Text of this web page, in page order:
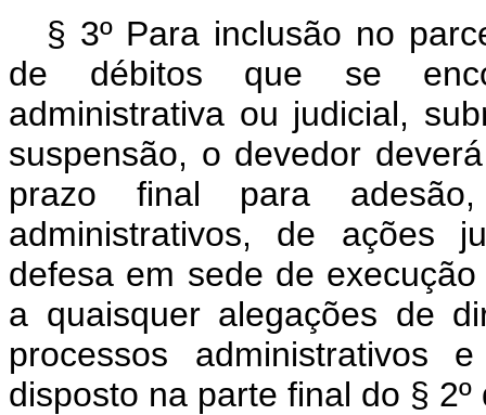
§ 3º Para inclusão no
de débitos que se
administrativa ou judicial,
suspensão, o devedor
prazo final para
administrativos, de ações
defesa em sede de
a quaisquer alegações de
processos administrativos
disposto na parte final do §